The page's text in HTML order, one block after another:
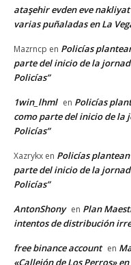
ataşehir evden eve nakliyat
varias puñaladas en La
Mazrncp en Policías
parte del inicio de la
Policías”
1win_lhml en Policías
como parte del inicio de la
Policías”
Xazrykx en Policías
parte del inicio de la
Policías”
AntonShony en Plan
intentos de distribución
free binance account en
«Callejón de Los Perros»